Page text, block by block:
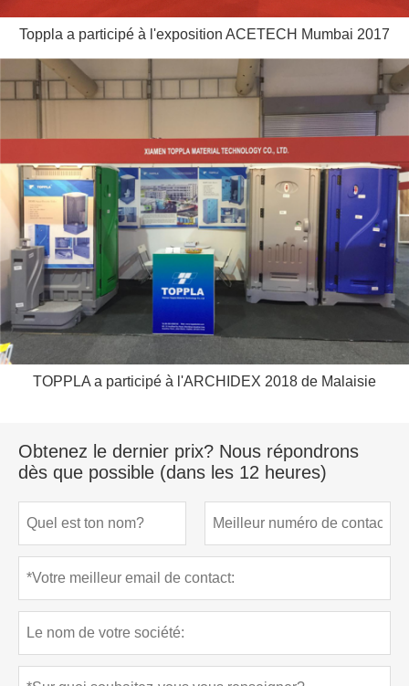
Toppla a participé à l'exposition ACETECH Mumbai 2017
TOPPLA a participé à l'ARCHIDEX 2018 de Malaisie
Obtenez le dernier prix? Nous répondrons
dès que possible (dans les 12 heures)